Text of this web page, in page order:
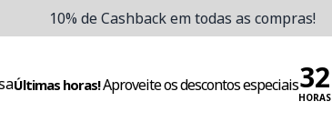
10% de Cashback em todas as compras!
Últimas horas!Aproveite os descontos especiais
HORAS